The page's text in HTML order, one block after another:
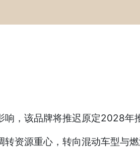
，该品牌将推迟原定2028年
资源重心，转向混动车型与燃